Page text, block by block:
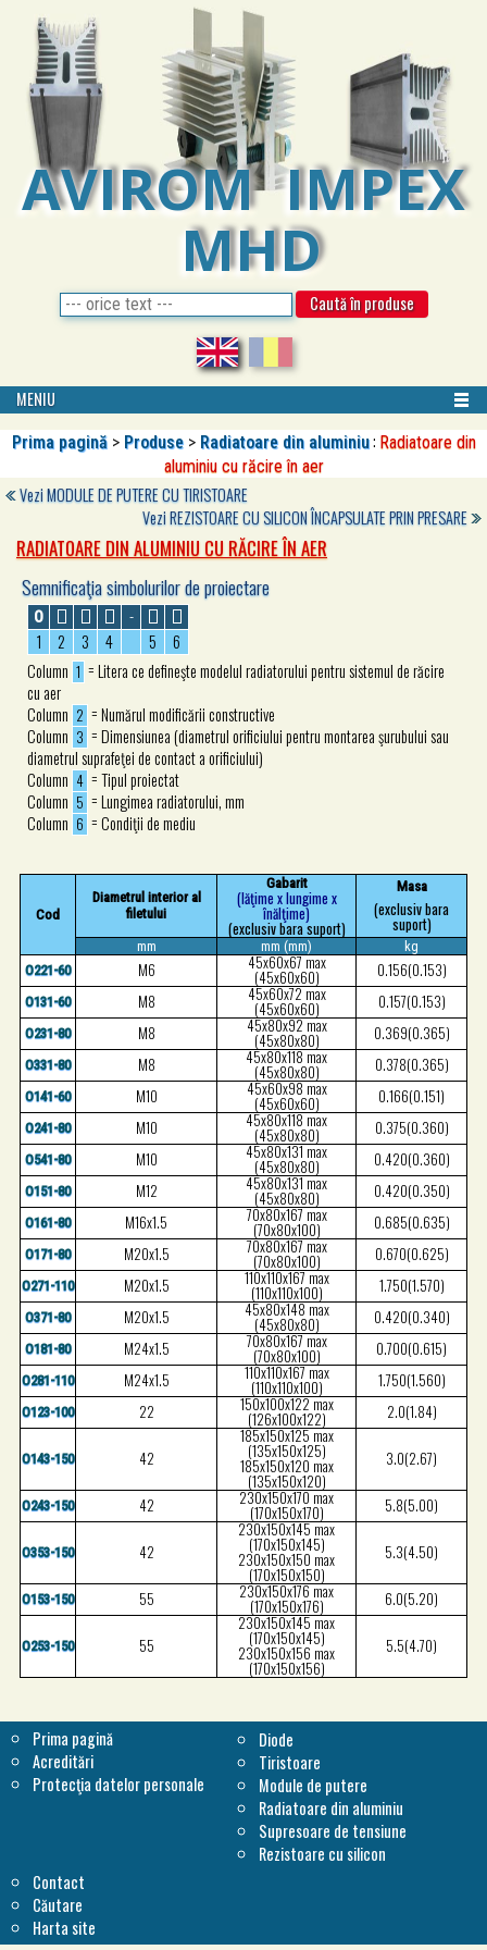
AVIROM IMPEX
MHD
MENIU
Prima pagină> Produse> Radiatoare din aluminiu: Radiatoare din
aluminiu cu răcire în aer
VeziMODULE DE PUTERE CU TIRISTOARE
VeziREZISTOARE CU SILICON ÎNCAPSULATE PRIN PRESARE
RADIATOARE DIN ALUMINIU CU RĂCIRE ÎN AER
Semnificaţia simbolurilor de proiectare
O
-
1
2 3 4 5
6
Column 1 = Litera ce defineşte modelul radiatorului pentru sistemul de răcire
cu aer
Column 2 = Numărul modificării constructive
Column 3 = Dimensiunea (diametrul orificiului pentru montarea şurubului sau
diametrul suprafeţei de contact a orificiului)
Column 4 = Tipul proiectat
Column 5 = Lungimea radiatorului, mm
Column 6 = Condiţii de mediu
Cod
Diametrul interior al
filetului
Gabarit
(lăţime x lungime x
înălţime)
(exclusiv bara suport)
Masa
(exclusiv bara
suport)
mm mm (mm)
kg
O221-60
M6 45x60x67 max
(45x60x60) 0.156(0.153)
O131-60 M8 45x60x72 max
(45x60x60) 0.157(0.153)
O231-80 M8 45x80x92 max
(45x80x80) 0.369(0.365)
O331-80 M8 45x80x118 max
(45x80x80) 0.378(0.365)
O141-60 M10 45x60x98 max
(45x60x60) 0.166(0.151)
O241-80 M10 45x80x118 max
(45x80x80) 0.375(0.360)
O541-80 M10 45x80x131 max
(45x80x80) 0.420(0.360)
O151-80 M12 45x80x131 max
(45x80x80) 0.420(0.350)
O161-80 M16x1.5 70x80x167 max
(70x80x100) 0.685(0.635)
O171-80 M20x1.5 70x80x167 max
(70x80x100) 0.670(0.625)
O271-110 M20x1.5 110x110x167 max
(110x110x100) 1.750(1.570)
O371-80 M20x1.5 45x80x148 max
(45x80x80) 0.420(0.340)
O181-80 M24x1.5 70x80x167 max
(70x80x100) 0.700(0.615)
O281-110 M24x1.5 110x110x167 max
(110x110x100) 1.750(1.560)
O123-100 22 150x100x122 max
(126x100x122) 2.0(1.84)
O143-150 42
185x150x125 max
(135x150x125)
185x150x120 max
(135x150x120)
3.0(2.67)
O243-150 42 230x150x170 max
(170x150x170) 5.8(5.00)
O353-150 42
230x150x145 max
(170x150x145)
230x150x150 max
(170x150x150)
5.3(4.50)
O153-150 55 230x150x176 max
(170x150x176) 6.0(5.20)
O253-150 55
230x150x145 max
(170x150x145)
230x150x156 max
(170x150x156)
5.5(4.70)
Prima pagină
Acreditări
Protecţia datelor personale
Diode
Tiristoare
Module de putere
Radiatoare din aluminiu
Supresoare de tensiune
Rezistoare cu silicon
Contact
Căutare
Harta site